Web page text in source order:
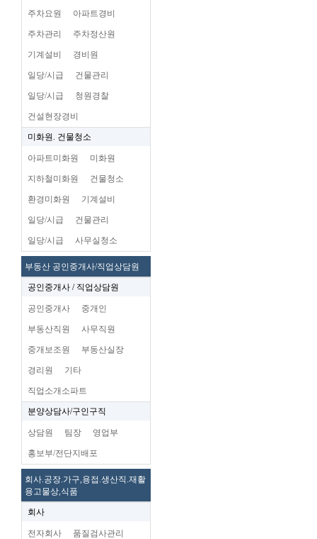
주차요원 아파트경비
주차관리 주차정산원
기계설비 경비원
일당/시급 건물관리
일당/시급 청원경찰
건설현장경비
미화원. 건물청소
아파트미화원 미화원
지하철미화원 건물청소
환경미화원 기계설비
일당/시급 건물관리
일당/시급 사무실청소
부동산 공인중개사/직업상담원
공인중개사 / 직업상담원
공인중개사 중개인
부동산직원 사무직원
중개보조원 부동산실장
경리원 기타
직업소개소파트
분양상담사/구인구직
상담원 팀장 영업부
홍보부/전단지배포
회사.공장.가구,용접.생산직.재활
용고물상,식품
회사
전자회사 품질검사관리